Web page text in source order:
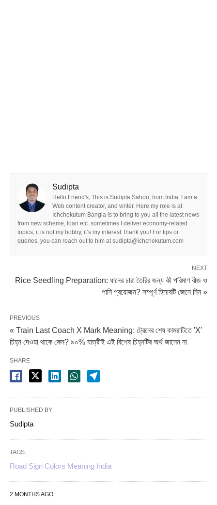
Sudipta
Hello Friend's, This is Sudipta Sahoo, from India. I am a
Web content creator, and writer. Here my role is at
Ichchekutum Bangla is to bring to you all the latest news
from new scheme, loan etc. sometimes I deliver economy-related
topics, it is not my hobby, it’s my interest. thank you! For tips or
queries, you can reach out to him at sudipta@ichchekutum.com
NEXT
Rice Seedling Preparation: ধানের চারা তৈরির জন্য কী পরিমাণ বীজ ও
পানি প্রয়োজন? সম্পূর্ণ হিসাবটি জেনে নিন »
PREVIOUS
« Train Last Coach X Mark Meaning: ট্রেনের শেষ কামরাটিতে 'X'
চিহ্ন দেওয়া থাকে কেন? ৯০% যাত্রীই এই বিশেষ চিহ্নটির অর্থ জানেন না
SHARE
PUBLISHED BY
Sudipta
TAGS:
Road Sign Colors Meaning India
2 MONTHS AGO